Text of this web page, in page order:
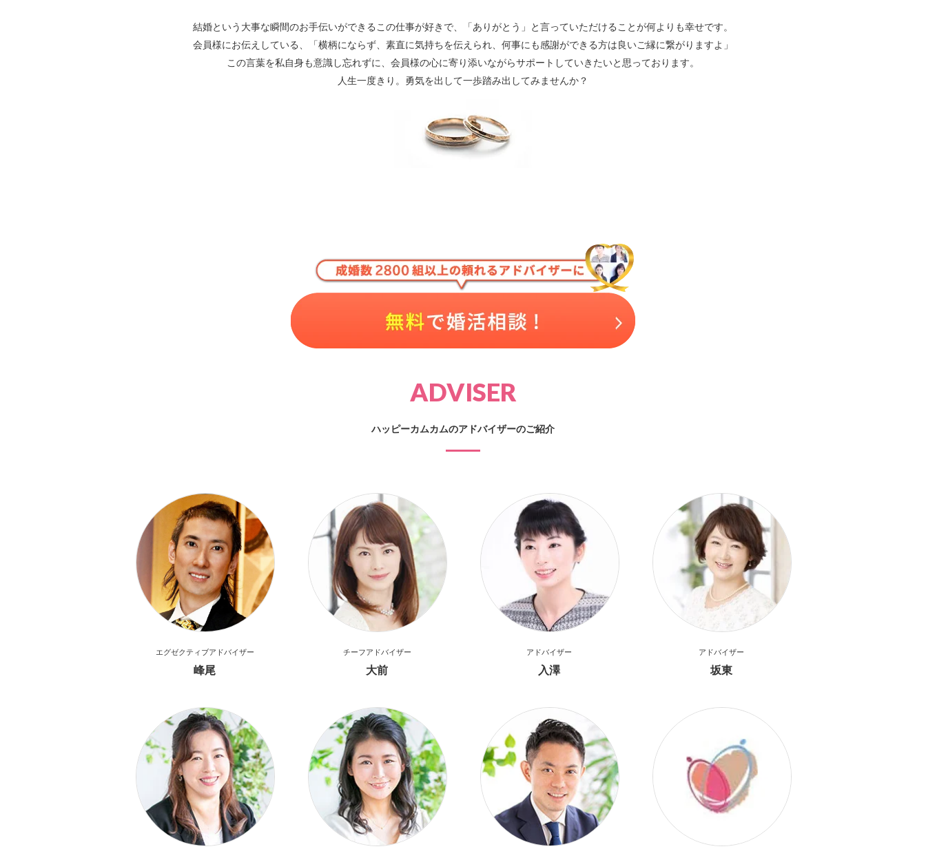
結婚という大事な瞬間のお手伝いができるこの仕事が好きで、「ありがとう」と言っていただけることが何よりも幸せです。
会員様にお伝えしている、「横柄にならず、素直に気持ちを伝えられ、何事にも感謝ができる方は良いご縁に繋がりますよ」
この言葉を私自身も意識し忘れずに、会員様の心に寄り添いながらサポートしていきたいと思っております。
人生一度きり。勇気を出して一歩踏み出してみませんか？
ADVISER
ハッピーカムカムのアドバイザーのご紹介
エグゼクティブアドバイザー
峰尾
チーフアドバイザー
大前
アドバイザー
入澤
アドバイザー
坂東